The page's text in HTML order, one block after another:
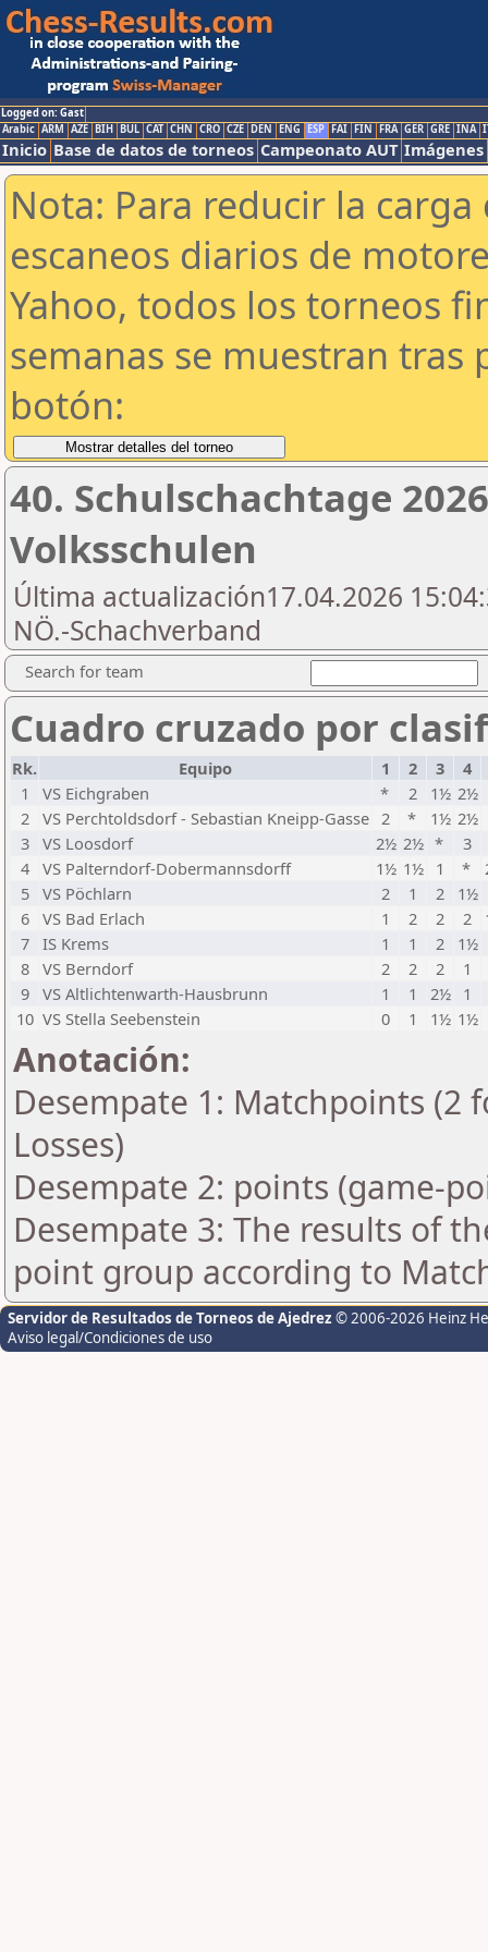
Logged on: Gast
Arabic ARM AZE BIH BUL CAT CHN CRO CZE DEN ENG ESP FAI FIN FRA GER GRE INA
Inicio Base de datos de torneos Campeonato AUT Imágenes
Nota: Para reducir la
escaneos diarios de
Yahoo, todos los torneos
semanas se muestran tras
botón:
40. Schulschachtage
Volksschulen
Última actualización17.04.2026
NÖ.-Schachverband
Search for team
Cuadro cruzado por
Rk. Equipo 1 2 3
4
1
VS Eichgraben * 2 1½ 2½
2 VS Perchtoldsdorf - Sebastian Kneipp-Gasse 2 * 1½ 2½
3 VS Loosdorf 2½ 2½ *
3
4 VS Palterndorf-Dobermannsdorff 1½ 1½ 1 *
5 VS Pöchlarn 2 1 2 1½
6 VS Bad Erlach 1 2 2 2
7 IS Krems 1 1 2
1½
8 VS Berndorf 2 2 2
1
9 VS Altlichtenwarth-Hausbrunn 1 1 2½ 1
10 VS Stella Seebenstein 0 1 1½ 1½
Anotación:
Desempate 1: Matchpoints (2
Losses)
Desempate 2: points (game-
Desempate 3: The results of
point group according to
Servidor de Resultados de Torneos de Ajedrez © 2006-2026 Heinz
Aviso legal/Condiciones de uso